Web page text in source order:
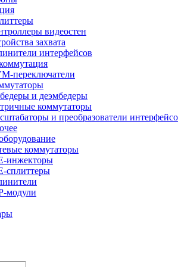
видеостен
захвата
интерфейсов
переключатели
и деэмбедеры
коммутаторы
и преобразователи
коммутаторы
инжекторы
сплиттеры
модули